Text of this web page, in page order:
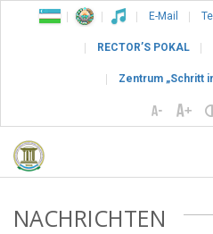
E-Mail
RECTOR’S POKAL
Zentrum „Schritt
NACHRICHTEN